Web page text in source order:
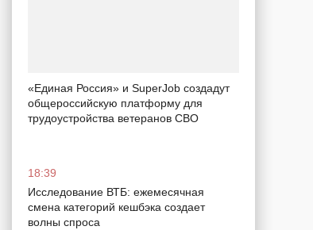
«Единая Россия» и SuperJob создадут
общероссийскую платформу для
трудоустройства ветеранов СВО
18:39
Исследование ВТБ: ежемесячная
смена категорий кешбэка создает
волны спроса